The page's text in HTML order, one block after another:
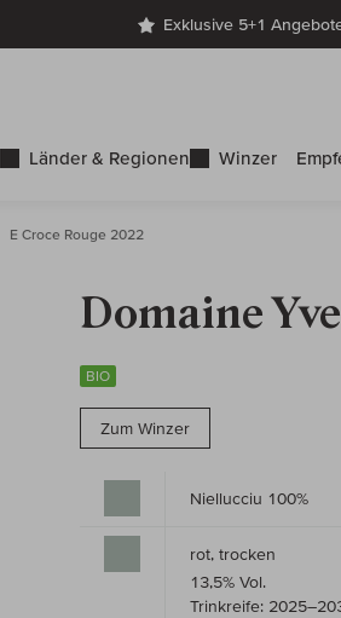
Exklusive 5+1
Länder & Regionen Winzer
E Croce Rouge 2022
Domaine
BIO
Zum Winzer
Niellucciu 100%
rot, trocken
13,5% Vol.
Trinkreife: